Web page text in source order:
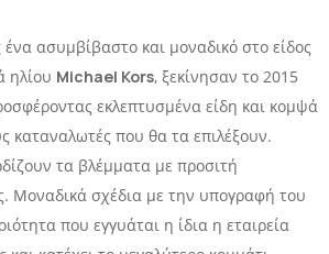
ασυμβίβαστο και μοναδικό στο είδος
ηλίου Michael Kors, ξεκίνησαν το 2015
εκλεπτυσμένα είδη και κομψά
καταναλωτές που θα τα επιλέξουν.
τα βλέμματα με προσιτή
Μοναδικά σχέδια με την υπογραφή του
που εγγυάται η ίδια η εταιρεία